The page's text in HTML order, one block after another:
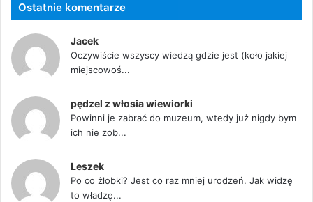
Ostatnie komentarze
Jacek
Oczywiście wszyscy wiedzą gdzie jest (koło jakiej
miejscowoś...
pędzel z włosia wiewiorki
Powinni je zabrać do muzeum, wtedy już nigdy bym
ich nie zob...
Leszek
Po co żłobki? Jest co raz mniej urodzeń. Jak widzę
to władzę...